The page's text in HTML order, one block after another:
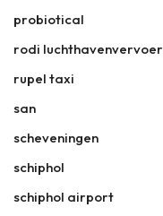
probiotical
rodi luchthavenvervoer
rupel taxi
san
scheveningen
schiphol
schiphol airport